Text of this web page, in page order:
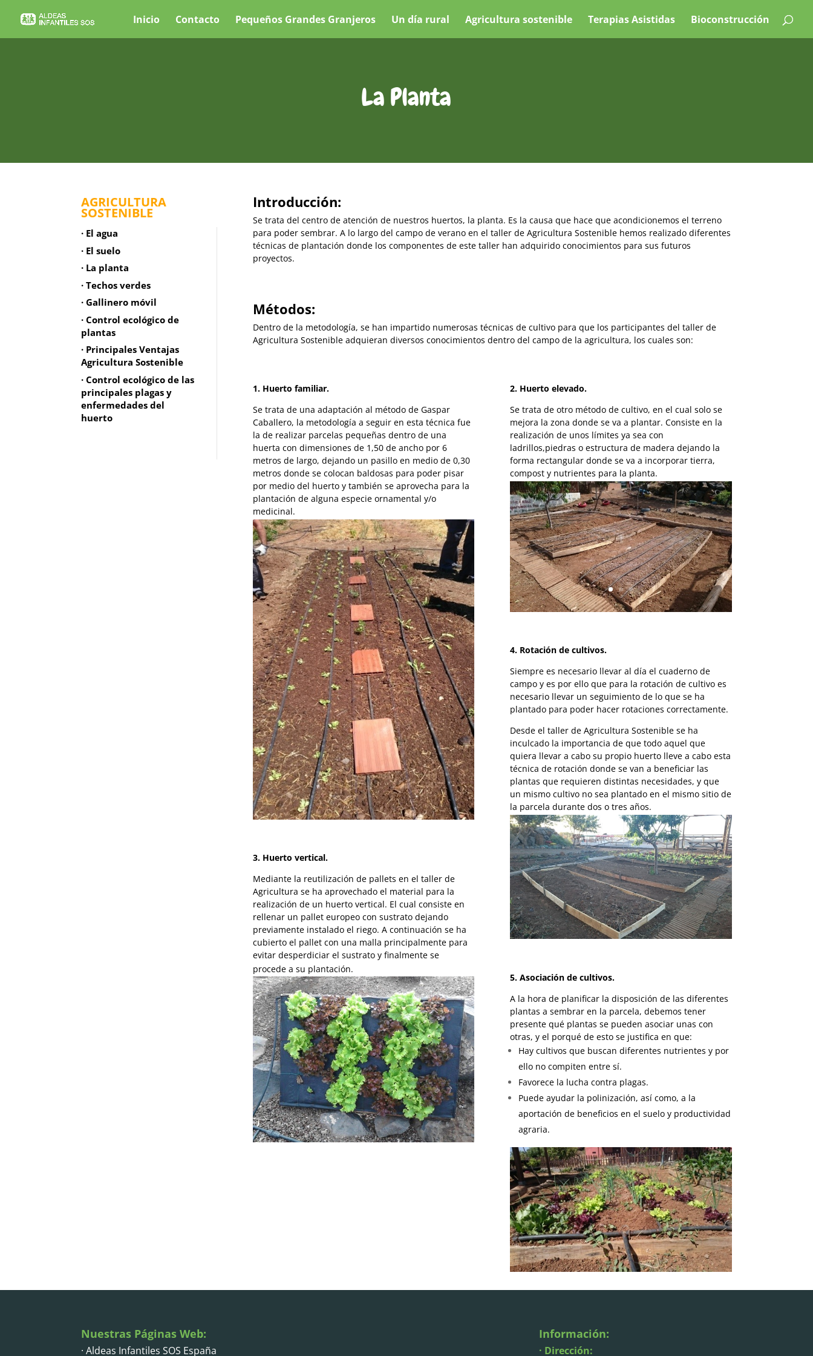
Inicio Contacto Pequeños Grandes Granjeros Un día rural Agricultura sostenible Terapias Asistidas Bioconstrucción
La Planta
AGRICULTURA
SOSTENIBLE
· El agua
· El suelo
· La planta
· Techos verdes
· Gallinero móvil
· Control ecológico de
plantas
· Principales Ventajas
Agricultura Sostenible
· Control ecológico de las
principales plagas y
enfermedades del
huerto
Introducción:
Se trata del centro de atención de nuestros huertos, la planta. Es la causa que hace que acondicionemos el terreno
para poder sembrar. A lo largo del campo de verano en el taller de Agricultura Sostenible hemos realizado diferentes
técnicas de plantación donde los componentes de este taller han adquirido conocimientos para sus futuros
proyectos.
Métodos:
Dentro de la metodología, se han impartido numerosas técnicas de cultivo para que los participantes del taller de
Agricultura Sostenible adquieran diversos conocimientos dentro del campo de la agricultura, los cuales son:
1. Huerto familiar.
Se trata de una adaptación al método de Gaspar
Caballero, la metodología a seguir en esta técnica fue
la de realizar parcelas pequeñas dentro de una
huerta con dimensiones de 1,50 de ancho por 6
metros de largo, dejando un pasillo en medio de 0,30
metros donde se colocan baldosas para poder pisar
por medio del huerto y también se aprovecha para la
plantación de alguna especie ornamental y/o
medicinal.
3. Huerto vertical.
Mediante la reutilización de pallets en el taller de
Agricultura se ha aprovechado el material para la
realización de un huerto vertical. El cual consiste en
rellenar un pallet europeo con sustrato dejando
previamente instalado el riego. A continuación se ha
cubierto el pallet con una malla principalmente para
evitar desperdiciar el sustrato y finalmente se
procede a su plantación.
2. Huerto elevado.
Se trata de otro método de cultivo, en el cual solo se
mejora la zona donde se va a plantar. Consiste en la
realización de unos límites ya sea con
ladrillos,piedras o estructura de madera dejando la
forma rectangular donde se va a incorporar tierra,
compost y nutrientes para la planta.
4. Rotación de cultivos.
Siempre es necesario llevar al día el cuaderno de
campo y es por ello que para la rotación de cultivo es
necesario llevar un seguimiento de lo que se ha
plantado para poder hacer rotaciones correctamente.
Desde el taller de Agricultura Sostenible se ha
inculcado la importancia de que todo aquel que
quiera llevar a cabo su propio huerto lleve a cabo esta
técnica de rotación donde se van a beneficiar las
plantas que requieren distintas necesidades, y que
un mismo cultivo no sea plantado en el mismo sitio de
la parcela durante dos o tres años.
5. Asociación de cultivos.
A la hora de planificar la disposición de las diferentes
plantas a sembrar en la parcela, debemos tener
presente qué plantas se pueden asociar unas con
otras, y el porqué de esto se justifica en que:
Hay cultivos que buscan diferentes nutrientes y por
ello no compiten entre sí.
Favorece la lucha contra plagas.
Puede ayudar la polinización, así como, a la
aportación de beneficios en el suelo y productividad
agraria.
Nuestras Páginas Web:
· Aldeas Infantiles SOS España
Información:
· Dirección: